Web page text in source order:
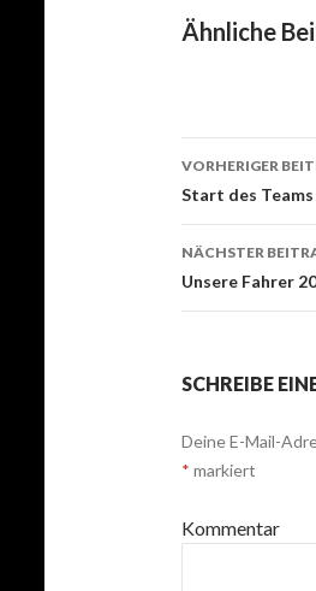
Ähnliche
Beitrags-
VORHERIGER
Start des Teams
NÄCHSTER
Unsere Fahrer
SCHREIBE
Deine E-Mail-
* markiert
Kommentar